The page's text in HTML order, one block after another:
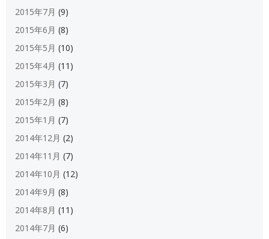
2015年7月 (9)
2015年6月 (8)
2015年5月 (10)
2015年4月 (11)
2015年3月 (7)
2015年2月 (8)
2015年1月 (7)
2014年12月 (2)
2014年11月 (7)
2014年10月 (12)
2014年9月 (8)
2014年8月 (11)
2014年7月 (6)